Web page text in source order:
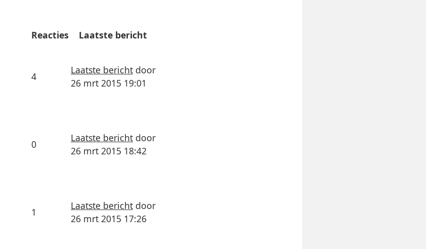
Reacties
Laatste bericht
4
Laatste berichtdoor
26 mrt 2015 19:01
0
Laatste berichtdoor
26 mrt 2015 18:42
1
Laatste berichtdoor
26 mrt 2015 17:26